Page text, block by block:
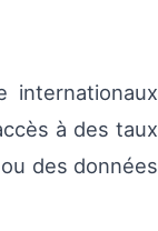
internationaux
à des taux
des données